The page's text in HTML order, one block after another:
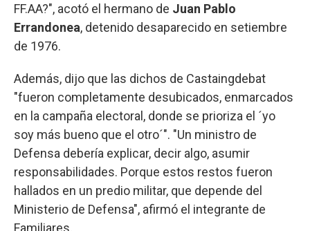
FF.AA?", acotó el hermano de Juan Pablo
Errandonea, detenido desaparecido en setiembre
de 1976.
Además, dijo que las dichos de Castaingdebat
"fueron completamente desubicados, enmarcados
en la campaña electoral, donde se prioriza el ´yo
soy más bueno que el otro´". "Un ministro de
Defensa debería explicar, decir algo, asumir
responsabilidades. Porque estos restos fueron
hallados en un predio militar, que depende del
Ministerio de Defensa", afirmó el integrante de
Familiares.